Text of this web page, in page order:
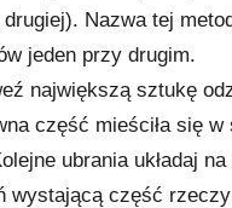
Nazwa tej
jeden przy drugim.
największą sztukę
część mieściła się
ubrania układaj
część